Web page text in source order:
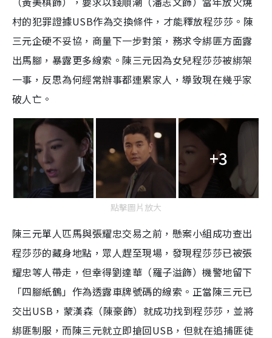
村的犯罪證據USB作為交換條件，才能釋放程莎莎。陳
三元企硬不妥協，商量下一步對策，務求令綁匪方面露
出馬腳，暴露更多線索。陳三元因為女兒程莎莎被綁架
一事，反思為何經常辦事都連累家人，導致現在幾乎家
破人亡。
+3
點擊圖片放大
陳三元單人匹馬與張耀忠交易之前，懸案小組成功查出
程莎莎的藏身地點，眾人趕至現場，發現程莎莎已被張
耀忠等人帶走，但幸得劉達華（羅子溢飾）機警地留下
「四腳紙鶴」作為透露車牌號碼的線索。正當陳三元已
交出USB，蒙漢森（陳豪飾）就成功找到程莎莎，並將
綁匪制服，而陳三元就立即搶回USB，但就在追捕匪徒